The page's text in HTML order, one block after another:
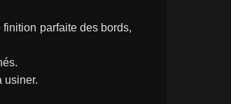
parfaite des bords,
usiner.